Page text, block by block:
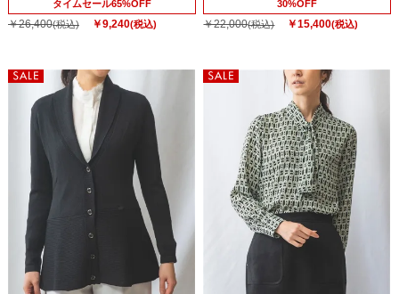
タイムセール65%OFF
￥26,400(税込) ￥9,240(税込)
30%OFF
￥22,000(税込) ￥15,400(税込)